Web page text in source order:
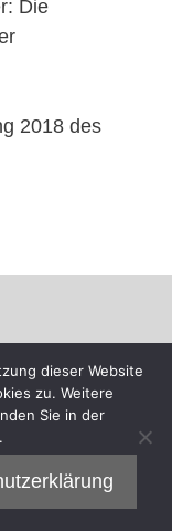
Die
2018 des
dieser Website
zu. Weitere
Sie in der